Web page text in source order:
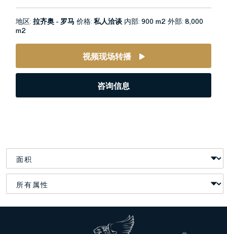
地区:拉齐奥 - 罗马 价格:私人洽谈 内部:900 m2外部:8,000
m2
视频现场转播
咨询信息